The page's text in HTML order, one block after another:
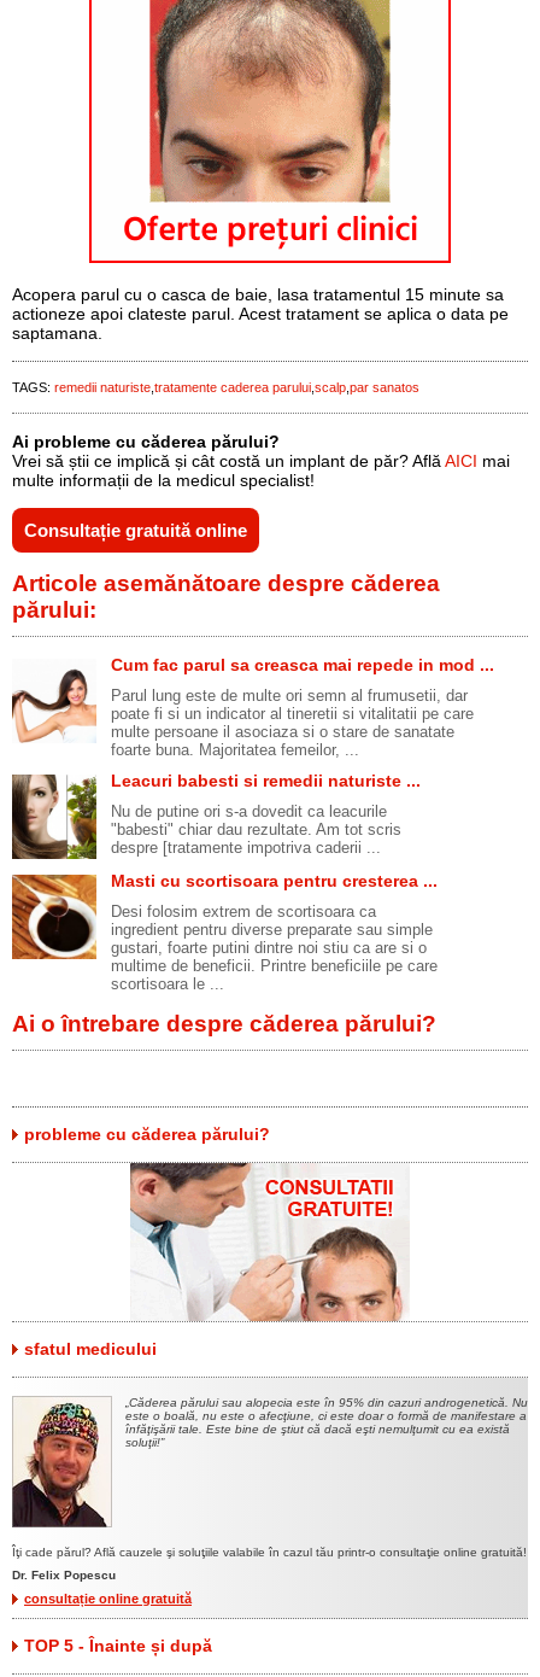
Acopera parul cu o casca de baie, lasa tratamentul 15 minute sa
actioneze apoi clateste parul. Acest tratament se aplica o data pe
saptamana.
TAGS: remedii naturiste tratamente caderea parului scalp par sanatos
Ai probleme cu căderea părului?
Vrei să știi ce implică și cât costă un implant de păr? Află AICI mai
multe informații de la medicul specialist!
Consultație gratuită online
Articole asemănătoare despre căderea
părului:
Cum fac parul sa creasca mai repede in mod ...
Parul lung este de multe ori semn al frumusetii, dar
poate fi si un indicator al tineretii si vitalitatii pe care
multe persoane il asociaza si o stare de sanatate
foarte buna. Majoritatea femeilor, ...
Leacuri babesti si remedii naturiste ...
Nu de putine ori s-a dovedit ca leacurile
"babesti" chiar dau rezultate. Am tot scris
despre [tratamente impotriva caderii ...
Masti cu scortisoara pentru cresterea ...
Desi folosim extrem de scortisoara ca
ingredient pentru diverse preparate sau simple
gustari, foarte putini dintre noi stiu ca are si o
multime de beneficii. Printre beneficiile pe care
scortisoara le ...
Ai o întrebare despre căderea părului?
probleme cu căderea părului?
sfatul medicului
Căderea părului sau alopecia este în 95% din cazuri androgenetică. Nu
este o boală, nu este o afecţiune, ci este doar o formă de manifestare a
înfăţişării tale. Este bine de ştiut că dacă eşti nemulţumit cu ea există
soluţii!
Îţi cade părul? Află cauzele şi soluţiile valabile în cazul tău printr-o consultaţie online gratuită!
Dr. Felix Popescu
consultație online gratuită
TOP 5 - Înainte și după